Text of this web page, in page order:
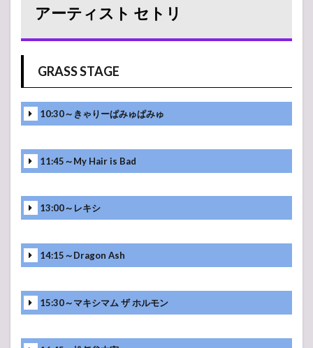
アーティスト セトリ
GRASS STAGE
10:30～きゃりーぱみゅぱみゅ
11:45～My Hair is Bad
13:00～レキシ
14:15～Dragon Ash
15:30～マキシマム ザ ホルモン